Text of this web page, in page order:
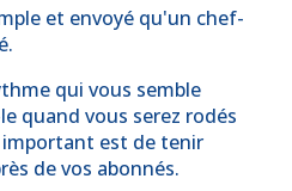
et envoyé qu'un chef-
qui vous semble
quand vous serez rodés
est de tenir
de vos abonnés.